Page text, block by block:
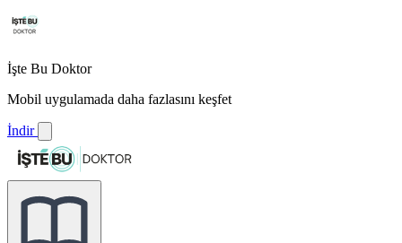
İşte Bu Doktor
Mobil uygulamada daha fazlasını keşfet
İndir